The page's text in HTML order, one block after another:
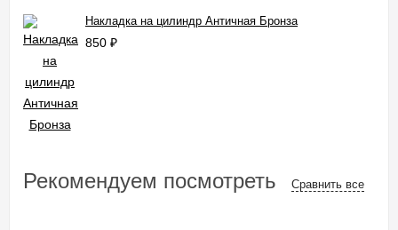
Накладка на цилиндр Античная Бронза
850 ₽
Рекомендуем посмотреть Сравнить все